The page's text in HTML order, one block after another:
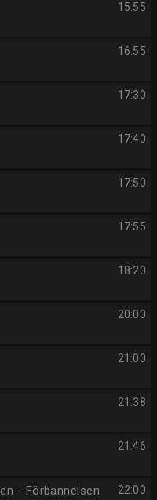
15:55
16:55
17:30
17:40
17:50
17:55
18:20
20:00
21:00
21:38
21:46
22:00
- Förbannelsen